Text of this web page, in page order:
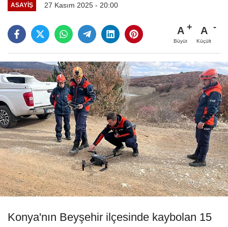
ASAYIŞ 27 Kasım 2025 - 20:00
A
Büyüt
A
Küçült
Konya'nın Beyşehir ilçesinde kaybolan 15